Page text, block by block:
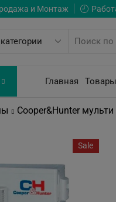
и Монтаж
Главная Товары
Cooper&Hunter мульти
Sale